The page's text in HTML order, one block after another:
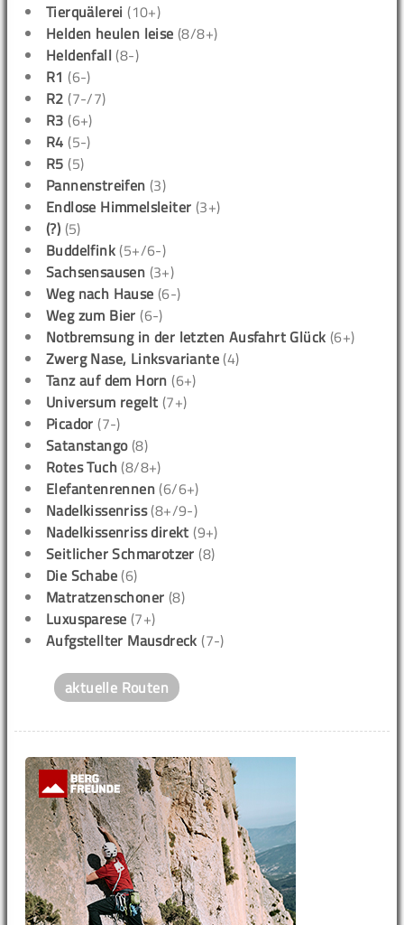
Tierquälerei (10+)
Helden heulen leise (8/8+)
Heldenfall (8-)
R1 (6-)
R2 (7-/7)
R3 (6+)
R4 (5-)
R5 (5)
Pannenstreifen (3)
Endlose Himmelsleiter (3+)
(?) (5)
Buddelfink (5+/6-)
Sachsensausen (3+)
Weg nach Hause (6-)
Weg zum Bier (6-)
Notbremsung in der letzten Ausfahrt Glück (6+)
Zwerg Nase, Linksvariante (4)
Tanz auf dem Horn (6+)
Universum regelt (7+)
Picador (7-)
Satanstango(8)
Rotes Tuch (8/8+)
Elefantenrennen (6/6+)
Nadelkissenriss(8+/9-)
Nadelkissenriss direkt (9+)
Seitlicher Schmarotzer (8)
Die Schabe (6)
Matratzenschoner (8)
Luxusparese (7+)
Aufgstellter Mausdreck (7-)
aktuelle Routen